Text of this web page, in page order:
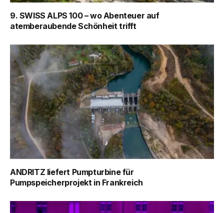
9. SWISS ALPS 100 – wo Abenteuer auf
atemberaubende Schönheit trifft
ANDRITZ liefert Pumpturbine für
Pumpspeicherprojekt in Frankreich